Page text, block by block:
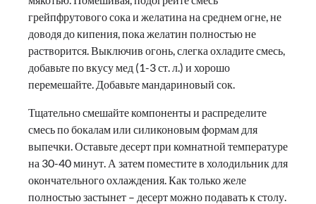
грейпфрутового сока и желатина на среднем огне, не
доводя до кипения, пока желатин полностью не
растворится. Выключив огонь, слегка охладите смесь,
добавьте по вкусу мед (1-3 ст. л.) и хорошо
перемешайте. Добавьте мандариновый сок.
Тщательно смешайте компоненты и распределите
смесь по бокалам или силиконовым формам для
выпечки. Оставьте десерт при комнатной температуре
на 30-40 минут. А затем поместите в холодильник для
окончательного охлаждения. Как только желе
полностью застынет – десерт можно подавать к столу.